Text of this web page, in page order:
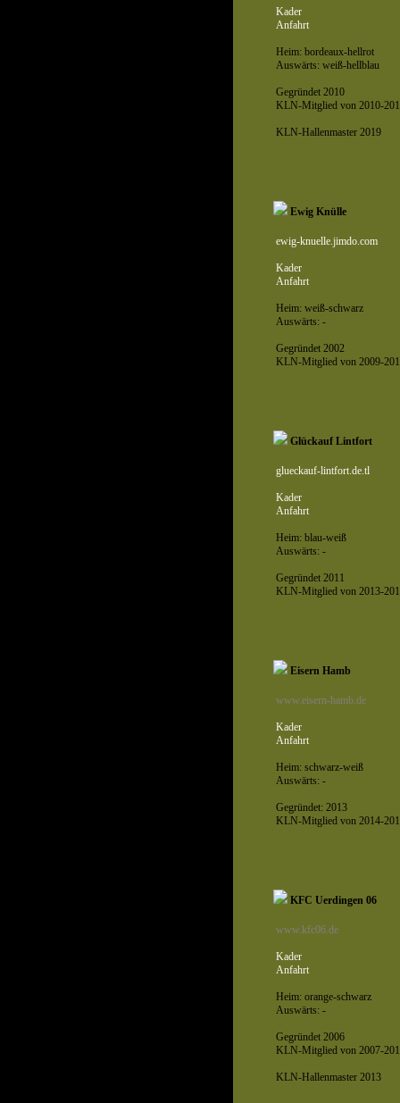
Kader
Anfahrt
Heim: bordeaux-hellrot
Auswärts: weiß-hellblau
Gegründet 2010
KLN-Mitglied von 2010-
KLN-Hallenmaster 2019
Ewig Knülle
ewig-knuelle.jimdo.com
Kader
Anfahrt
Heim: weiß-schwarz
Auswärts: -
Gegründet 2002
KLN-Mitglied von 2009-
Glückauf Lintfort
glueckauf-lintfort.de.tl
Kader
Anfahrt
Heim: blau-weiß
Auswärts: -
Gegründet 2011
KLN-Mitglied von 2013-
Eisern Hamb
www.eisern-hamb.de
Kader
Anfahrt
Heim: schwarz-weiß
Auswärts: -
Gegründet: 2013
KLN-Mitglied von 2014-
KFC Uerdingen 06
www.kfc06.de
Kader
Anfahrt
Heim: orange-schwarz
Auswärts: -
Gegründet 2006
KLN-Mitglied von 2007-
KLN-Hallenmaster 2013